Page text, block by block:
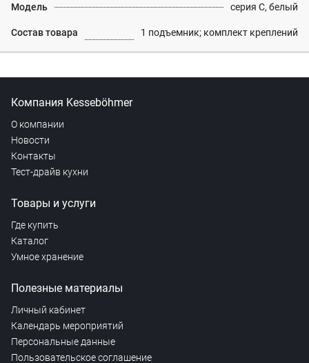
Модель серия C, белый
Состав товара 1 подъемник; комплект креплений
Компания Kesseböhmer
О компании
Новости
Контакты
Тест-драйв кухни
Товары и услуги
Где купить
Каталог
Умное хранение
Полезные материалы
Личный кабинет
Календарь мероприятий
Персональные данные
Пользовательское соглашение